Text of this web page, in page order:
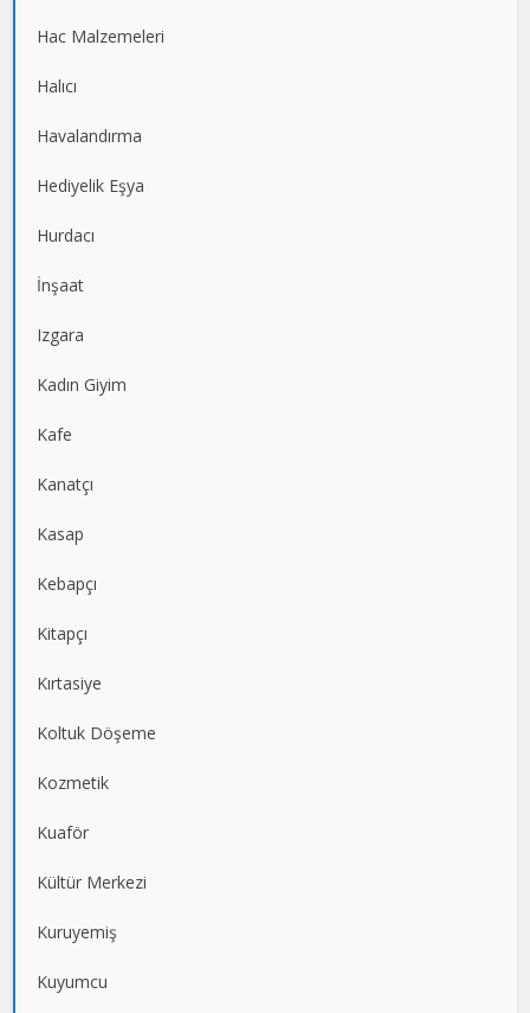
Hac Malzemeleri
Halıcı
Havalandırma
Hediyelik Eşya
Hurdacı
İnşaat
Izgara
Kadın Giyim
Kafe
Kanatçı
Kasap
Kebapçı
Kitapçı
Kırtasiye
Koltuk Döşeme
Kozmetik
Kuaför
Kültür Merkezi
Kuruyemiş
Kuyumcu